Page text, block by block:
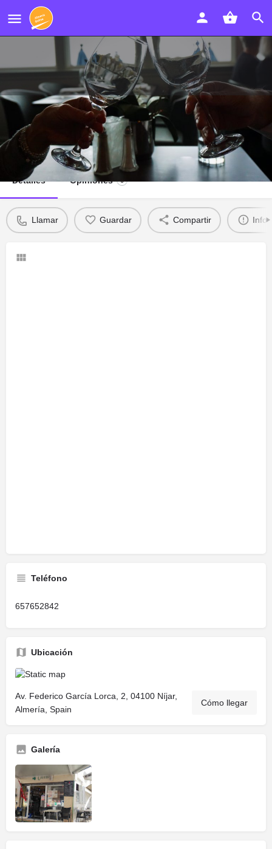
Pizzeria 4 Caminos
Llamar
Detalles Opiniones 0
Llamar Guardar Compartir
Teléfono
657652842
Ubicación
Av. Federico García Lorca, 2, 04100 Níjar,
Almería, Spain
Cómo llegar
Galería